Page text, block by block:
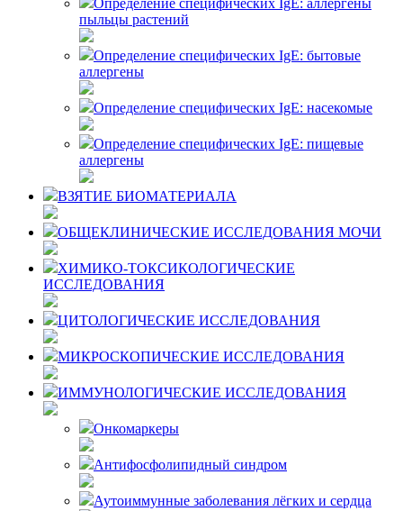
пыльцы растений
Определение специфических IgE: бытовые
аллергены
Определение специфических IgE: насекомые
Определение специфических IgE: пищевые
аллергены
ВЗЯТИЕ БИОМАТЕРИАЛА
ОБЩЕКЛИНИЧЕСКИЕ ИССЛЕДОВАНИЯ МОЧИ
ХИМИКО-ТОКСИКОЛОГИЧЕСКИЕ
ИССЛЕДОВАНИЯ
ЦИТОЛОГИЧЕСКИЕ ИССЛЕДОВАНИЯ
МИКРОСКОПИЧЕСКИЕ ИССЛЕДОВАНИЯ
ИММУНОЛОГИЧЕСКИЕ ИССЛЕДОВАНИЯ
Онкомаркеры
Антифосфолипидный синдром
Аутоиммунные заболевания лёгких и сердца